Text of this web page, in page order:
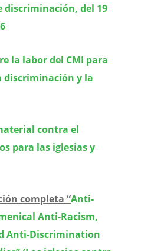
discriminación, del 19
la labor del CMI para
discriminación y la
contra el
para las iglesias y
completa “Anti-
Anti-Racism,
Anti-Discrimination